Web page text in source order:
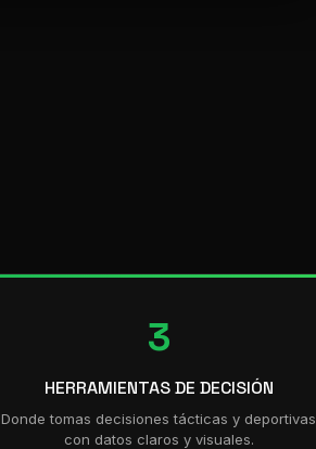
3
HERRAMIENTAS DE DECISIÓN
Donde tomas decisiones tácticas y deportivas
con datos claros y visuales.